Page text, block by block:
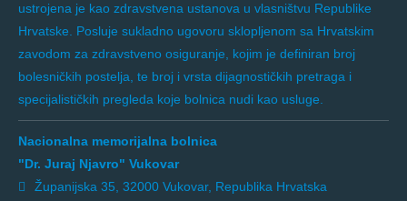
ustrojena je kao zdravstvena ustanova u vlasništvu Republike
Hrvatske. Posluje sukladno ugovoru sklopljenom sa Hrvatskim
zavodom za zdravstveno osiguranje, kojim je definiran broj
bolesničkih postelja, te broj i vrsta dijagnostičkih pretraga i
specijalističkih pregleda koje bolnica nudi kao usluge.
Nacionalna memorijalna bolnica
"Dr. Juraj Njavro" Vukovar
Županijska 35, 32000 Vukovar, Republika Hrvatska